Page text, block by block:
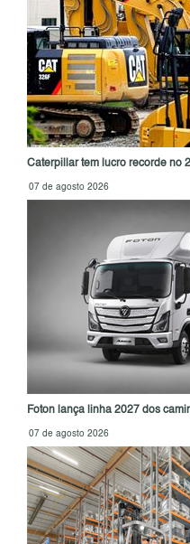
Caterpillar tem lucro recorde no
07 de agosto 2026
Foton lança linha 2027 dos
07 de agosto 2026